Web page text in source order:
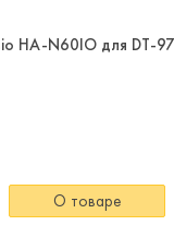
HA-N60IO для DT-
О товаре